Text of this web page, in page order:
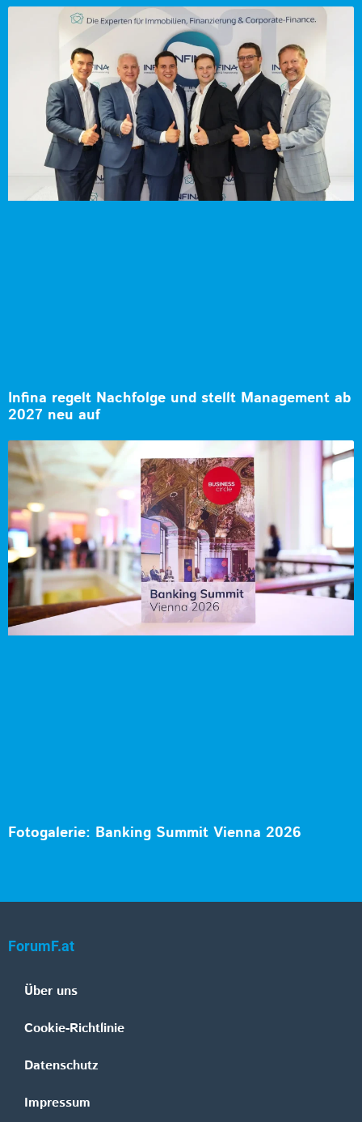
Infina regelt Nachfolge und stellt Management ab
2027 neu auf
Fotogalerie: Banking Summit Vienna 2026
ForumF.at
Über uns
Cookie-Richtlinie
Datenschutz
Impressum